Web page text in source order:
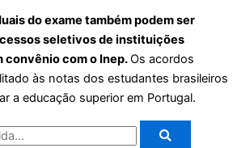
do exame também podem ser
seletivos de instituições
convênio com o Inep.Os acordos
às notas dos estudantes brasileiros
a educação superior em Portugal.